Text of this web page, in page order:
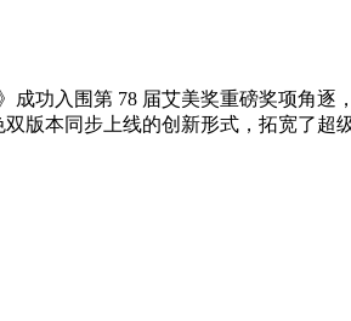
功入围第 78 届艾美奖重磅奖项角
版本同步上线的创新形式，拓宽了